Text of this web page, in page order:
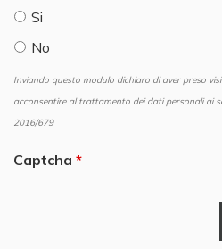
Si
No
Inviando questo modulo dichiaro di aver preso
acconsentire al trattamento dei dati personali ai
2016/679
Captcha